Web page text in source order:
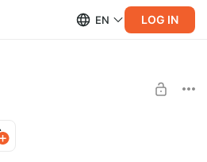
EN LOG IN